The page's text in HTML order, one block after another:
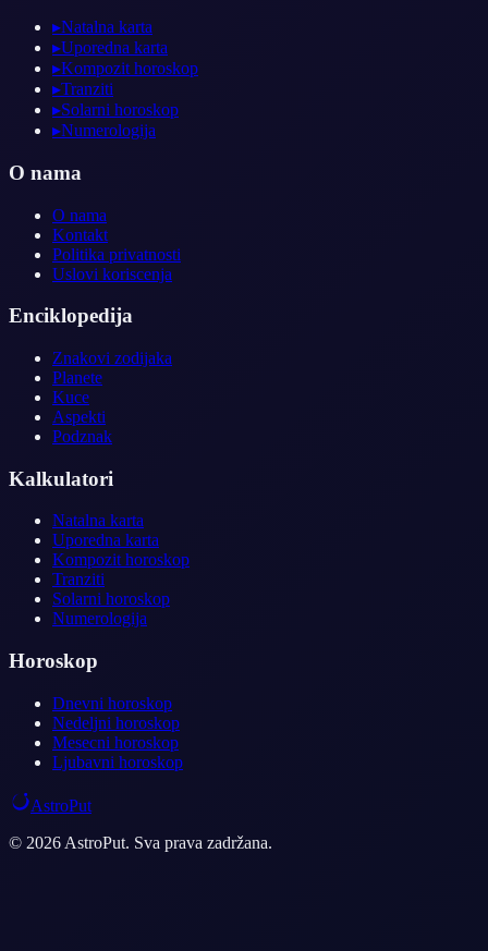
▸Natalna karta
▸Uporedna karta
▸Kompozit horoskop
▸Tranziti
▸Solarni horoskop
▸Numerologija
O nama
O nama
Kontakt
Politika privatnosti
Uslovi koriscenja
Enciklopedija
Znakovi zodijaka
Planete
Kuce
Aspekti
Podznak
Kalkulatori
Natalna karta
Uporedna karta
Kompozit horoskop
Tranziti
Solarni horoskop
Numerologija
Horoskop
Dnevni horoskop
Nedeljni horoskop
Mesecni horoskop
Ljubavni horoskop
AstroPut
© 2026 AstroPut. Sva prava zadržana.